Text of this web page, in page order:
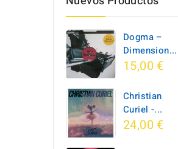
Dogma –
Dimension...
15,00 €
Christian
Curiel -...
24,00 €